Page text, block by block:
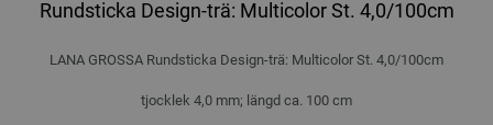
Rundsticka Design-trä: Multicolor St. 4,0/100cm
LANA GROSSA Rundsticka Design-trä: Multicolor St. 4,0/100cm
tjocklek 4,0 mm; längd ca. 100 cm